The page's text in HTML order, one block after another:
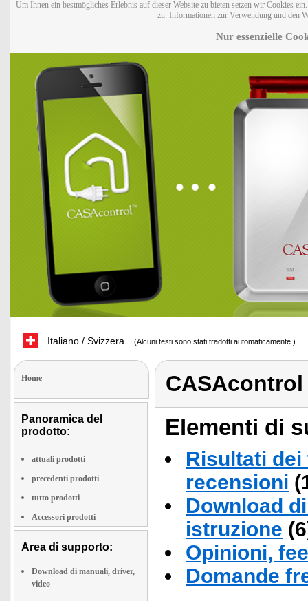
Um Ihnen ein bestmögliches Erlebnis auf dieser Website zu bieten setzen wir Cookies
zu. Informationen zur Verwendung und den
Nur essenzielle
Italiano / Svizzera (Alcuni testi sono stati tradotti automaticamente.)
Home
Panoramica del
prodotto:
attuali prodotti
precedenti prodotti
tutto prodotti
Accessori prodotti
Area di supporto:
Download di manuali, driver,
video
CASAcontrol
Elementi di
Risultati
recensioni
Download
istruzione
Opinioni,
Domande